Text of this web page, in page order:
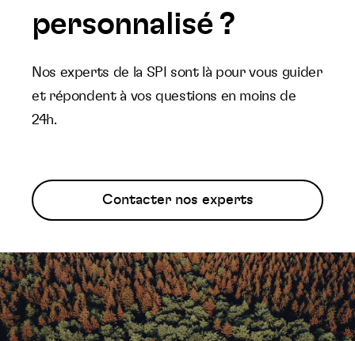
personnalisé ?
Nos experts de la SPI sont là pour vous guider
et répondent à vos questions en moins de
24h.
Contacter nos experts